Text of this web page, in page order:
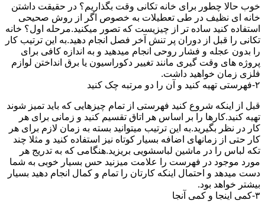
خوب حالا چطور برای خانه تکانی وقت بگذاریم؟ در حقیقت داشتن
خانه ای نظیف در طی تعطیلات به خصوص اگر از روش صحیحی
استفاده کنید ساده تر از چیزیست که تصور میکنید.مرحله اول؟ خانه
تکانی را قبل از دوران پر تنش آخر فصل انجام دهید.به این ترتیب کار
را بدون عجله و فشار روحی انجام میدهید و به اندازه کافی برای
پروژه های وقت گیری مانند تغییر دکوراسیون یا برق انداختن لوازم
فلزی زمان خواهید داشت.
۲-فهرستی تهیه کنید و آن را دو مرتبه چک کنید
قبل از اینکه شروع کنید فهرستی از تمام چیزهایی که باید تمیز شوند
تهیه کنید.کارها را بر اساس هر اتاق تقسیم کنید و زمانی برای هر
کار در نظر بگیرید.به این ترتیب میتوانید بسته به زمان لازم برای هر
کار حتی از زمانهای اضافه بسیار کوتاه نیز استفاده کنید و مثلا چند
تکه لباس را در ماشین لباسشویی بریزید.هنگامی که به تدریج هر
مورد موجود در فهرست را علامت میزنید حس بسیار خوبی به شما
دست میدهد و احتمال اینکه کارتان را تمام و کمال انجام دهید بسیار
بیشتر خواهد بود.
۳-کمی اینجا و کمی آنجا